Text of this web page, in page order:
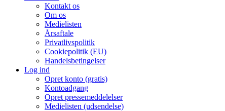
Kontakt os
Om os
Medielisten
Årsaftale
Privatlivspolitik
Cookiepolitik (EU)
Handelsbetingelser
Log ind
Opret konto (gratis)
Kontoadgang
Opret pressemeddelelser
Medielisten (udsendelse)